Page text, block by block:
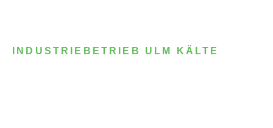
INDUSTRIEBETRIEB ULM KÄLTE